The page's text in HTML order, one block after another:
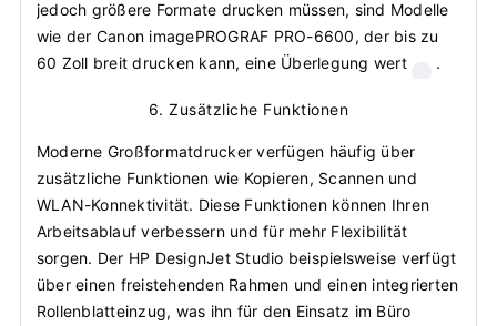
jedoch größere Formate drucken müssen, sind Modelle
wie der Canon imagePROGRAF PRO-6600, der bis zu
60 Zoll breit drucken kann, eine Überlegung wert
.
6. Zusätzliche Funktionen
Moderne Großformatdrucker verfügen häufig über
zusätzliche Funktionen wie Kopieren, Scannen und
WLAN-Konnektivität. Diese Funktionen können Ihren
Arbeitsablauf verbessern und für mehr Flexibilität
sorgen. Der HP DesignJet Studio beispielsweise verfügt
über einen freistehenden Rahmen und einen integrierten
Rollenblatteinzug, was ihn für den Einsatz im Büro